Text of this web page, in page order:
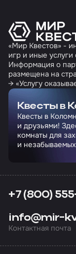
«Мир Квестов» -
игр и иные
Информация о
размещена на
→ «Услугу
Квесты в
Квесты в
и друзьями!
комнаты для
и
+7 (800)
info@mir-
Контактная почта